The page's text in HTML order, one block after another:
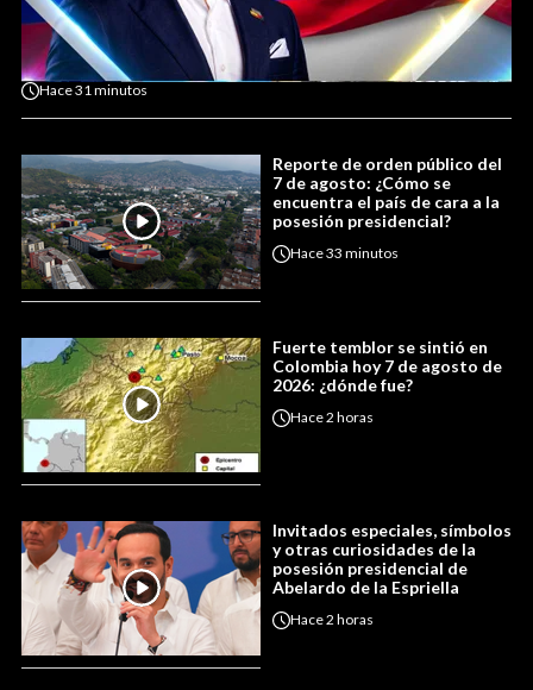
Hace31 minutos
Reporte de orden público del
7 de agosto: ¿Cómo se
encuentra el país de cara a la
posesión presidencial?
Hace33 minutos
Fuerte temblor se sintió en
Colombia hoy 7 de agosto de
2026: ¿dónde fue?
Hace2 horas
Invitados especiales, símbolos
y otras curiosidades de la
posesión presidencial de
Abelardo de la Espriella
Hace2 horas